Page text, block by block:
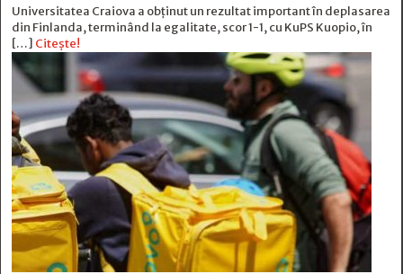
Universitatea Craiova a obținut un rezultat important în deplasarea
din Finlanda, terminând la egalitate, scor 1-1, cu KuPS Kuopio, în
[…] Citește!